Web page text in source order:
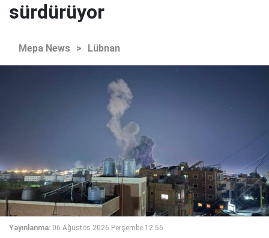
sürdürüyor
Mepa News > Lübnan
Yayınlanma: 06 Ağustos 2026 Perşembe 12:56